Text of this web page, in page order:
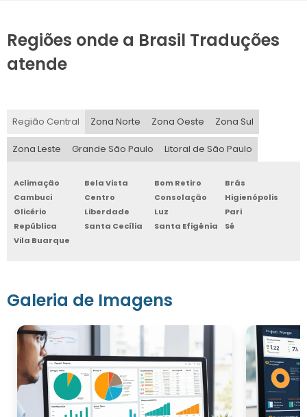
Regiões onde a Brasil Traduções
atende
Região Central Zona Norte Zona Oeste Zona Sul
Zona Leste Grande São Paulo Litoral de São Paulo
Aclimação Bela Vista Bom Retiro
Brás
Cambuci
Centro Consolação
Higienópolis
Glicério
Liberdade Luz
Pari
República
Santa Cecília Santa Efigênia
Sé
Vila Buarque
Galeria de Imagens